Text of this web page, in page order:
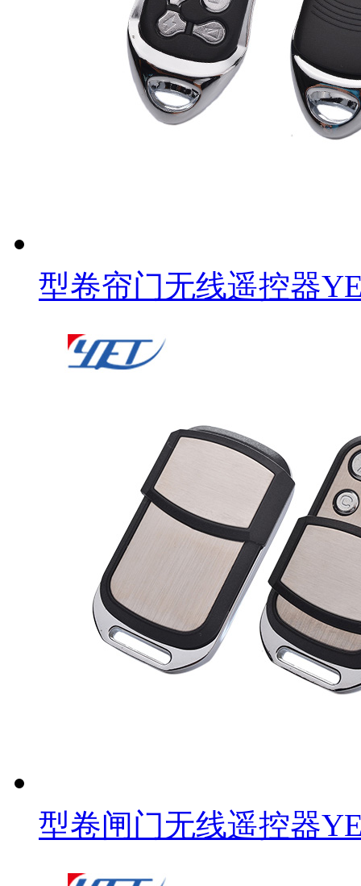
型卷帘门无线遥控器
型卷闸门无线遥控器